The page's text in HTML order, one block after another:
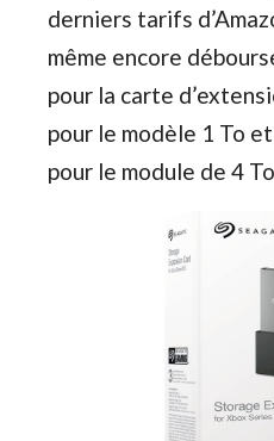
derniers tarifs
même encore
pour la carte
pour le modèle 1 To
pour le module de 4